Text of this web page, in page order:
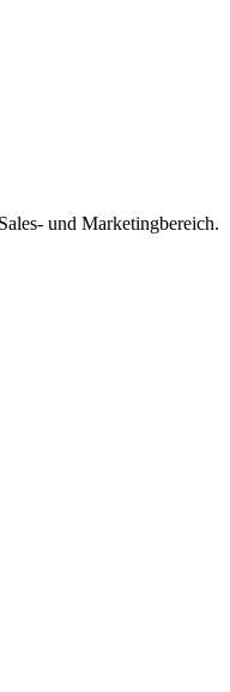
und Marketingbereich.